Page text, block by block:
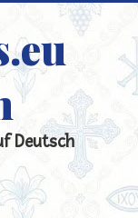
Deutsch